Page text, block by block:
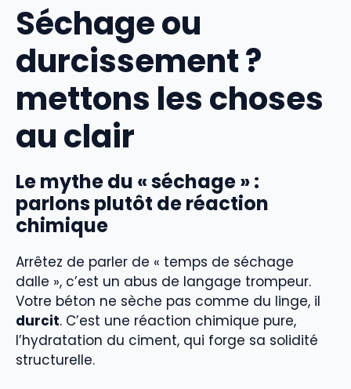
Séchage ou
durcissement ?
mettons les choses
au clair
Le mythe du « séchage » :
parlons plutôt de réaction
chimique
Arrêtez de parler de « temps de séchage
dalle », c’est un abus de langage trompeur.
Votre béton ne sèche pas comme du linge, il
durcit. C’est une réaction chimique pure,
l’hydratation du ciment, qui forge sa solidité
structurelle.